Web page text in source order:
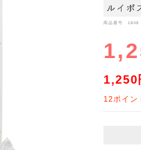
商品番号 1848
1,250
12ポイン